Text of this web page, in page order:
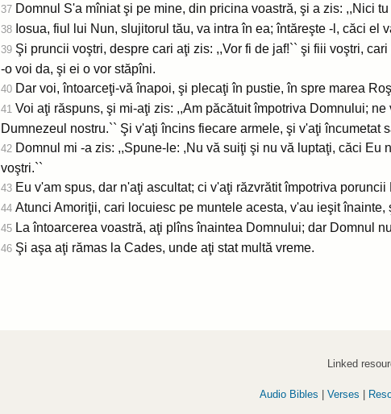
37 Domnul S'a mîniat şi pe mine, din pricina voastră, şi a zis: ,,Nici
38 Iosua, fiul lui Nun, slujitorul tău, va intra în ea; întăreşte -l, căci el
39 Şi pruncii voştri, despre cari aţi zis: ,,Vor fi de jaf!`` şi fiii voştri,
-o voi da, şi ei o vor stăpîni.
40 Dar voi, întoarceţi-vă înapoi, şi plecaţi în pustie, în spre marea
41 Voi aţi răspuns, şi mi-aţi zis: ,,Am păcătuit împotriva Domnului;
Dumnezeul nostru.`` Şi v'aţi încins fiecare armele, şi v'aţi încumetat
42 Domnul mi -a zis: ,,Spune-le: ,Nu vă suiţi şi nu vă luptaţi, căci
voştri.``
43 Eu v'am spus, dar n'aţi ascultat; ci v'aţi răzvrătit împotriva
44 Atunci Amoriţii, cari locuiesc pe muntele acesta, v'au ieşit
45 La întoarcerea voastră, aţi plîns înaintea Domnului; dar Domnul
46 Şi aşa aţi rămas la Cades, unde aţi stat multă vreme.
Linked
Audio Bibles Verses